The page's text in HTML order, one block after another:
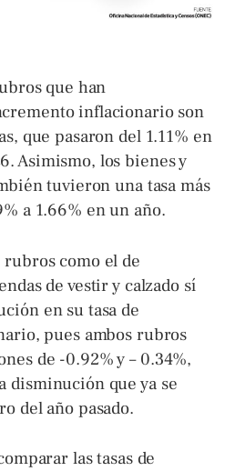
que han
inflacionario son
que pasaron del 1.11% en
Asimismo, los bienes y
tuvieron una tasa más
a 1.66% en un año.
como el de
de vestir y calzado sí
en su tasa de
pues ambos rubros
de -0.92% y – 0.34%,
disminución que ya se
del año pasado.
las tasas de